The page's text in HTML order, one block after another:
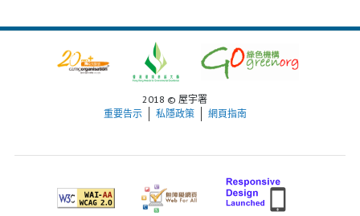
2018 © 屋宇署
重要告示
私隱政策 網頁指南